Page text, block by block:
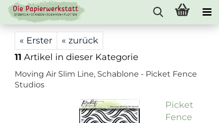
« Erster
« zurück
11 Artikel in dieser Kategorie
Moving Air Slim Line, Schablone - Picket Fence
Studios
Picket
Fence